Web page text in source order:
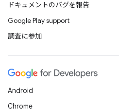
ドキュメントのバグを報告
Google Play support
調査に参加
Android
Chrome